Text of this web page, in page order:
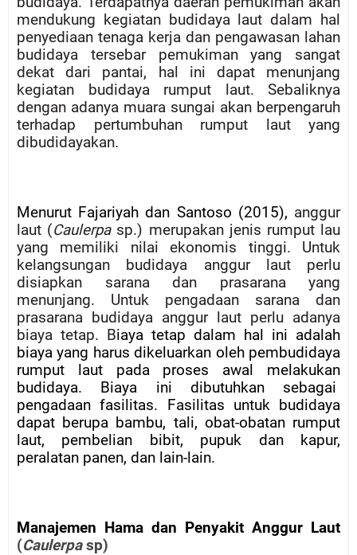
mendukung kegiatan budidaya laut dalam hal
penyediaan tenaga kerja dan pengawasan lahan
budidaya tersebar pemukiman yang sangat
dekat dari pantai, hal ini dapat menunjang
kegiatan budidaya rumput laut. Sebaliknya
dengan adanya muara sungai akan berpengaruh
terhadap pertumbuhan rumput laut yang
dibudidayakan.
Menurut Fajariyah dan Santoso (2015), anggur
laut (Caulerpa sp.) merupakan jenis rumput lau
yang memiliki nilai ekonomis tinggi. Untuk
kelangsungan budidaya anggur laut perlu
disiapkan sarana dan prasarana yang
menunjang. Untuk pengadaan sarana dan
prasarana budidaya anggur laut perlu adanya
biaya tetap. Biaya tetap dalam hal ini adalah
biaya yang harus dikeluarkan oleh pembudidaya
rumput laut pada proses awal melakukan
budidaya. Biaya ini dibutuhkan sebagai
pengadaan fasilitas. Fasilitas untuk budidaya
dapat berupa bambu, tali, obat-obatan rumput
laut, pembelian bibit, pupuk dan kapur,
peralatan panen, dan lain-lain.
Manajemen Hama dan Penyakit Anggur Laut
(Caulerpasp)